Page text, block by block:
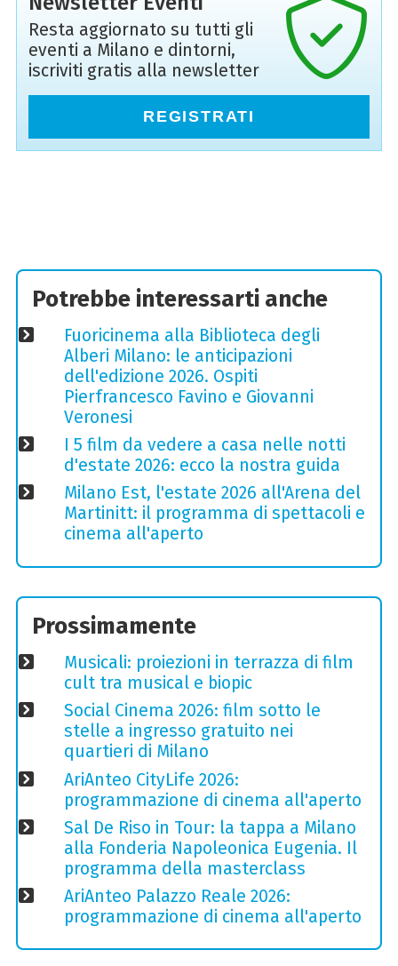
Resta aggiornato su tutti gli
eventi a Milano e dintorni,
iscriviti gratis alla newsletter
REGISTRATI
Potrebbe interessarti anche
Fuoricinema alla Biblioteca degli
Alberi Milano: le anticipazioni
dell'edizione 2026. Ospiti
Pierfrancesco Favino e Giovanni
Veronesi
I 5 film da vedere a casa nelle notti
d'estate 2026: ecco la nostra guida
Milano Est, l'estate 2026 all'Arena del
Martinitt: il programma di spettacoli e
cinema all'aperto
Prossimamente
Musicali: proiezioni in terrazza di film
cult tra musical e biopic
Social Cinema 2026: film sotto le
stelle a ingresso gratuito nei
quartieri di Milano
AriAnteo CityLife 2026:
programmazione di cinema all'aperto
Sal De Riso in Tour: la tappa a Milano
alla Fonderia Napoleonica Eugenia. Il
programma della masterclass
AriAnteo Palazzo Reale 2026:
programmazione di cinema all'aperto